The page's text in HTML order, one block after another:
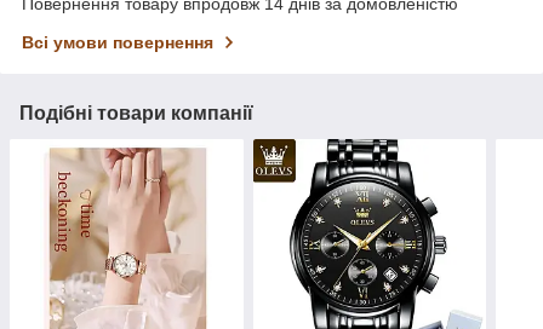
Повернення товару впродовж 14 днів за домовленістю
Всі умови повернення
Подібні товари компанії